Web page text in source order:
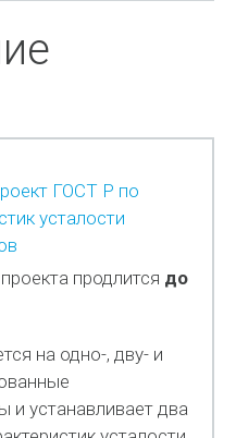
ГОСТ Р по
усталости
продлится до
на одно-, дву- и
и устанавливает два